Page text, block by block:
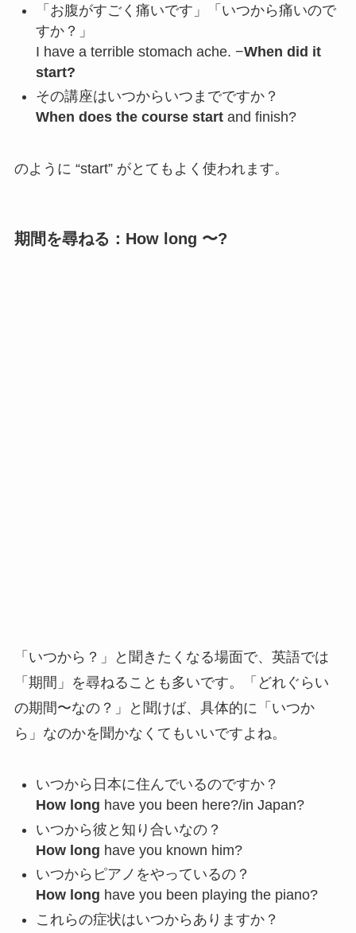
「お腹がすごく痛いです」「いつから痛いので
すか？」
I have a terrible stomach ache. −When did it
start?
その講座はいつからいつまでですか？
When does the course start and finish?
のように “start” がとてもよく使われます。
期間を尋ねる：How long 〜?
「いつから？」と聞きたくなる場面で、英語では
「期間」を尋ねることも多いです。「どれぐらい
の期間〜なの？」と聞けば、具体的に「いつか
ら」なのかを聞かなくてもいいですよね。
いつから日本に住んでいるのですか？
How long have you been here?/in Japan?
いつから彼と知り合いなの？
How long have you known him?
いつからピアノをやっているの？
How long have you been playing the piano?
これらの症状はいつからありますか？